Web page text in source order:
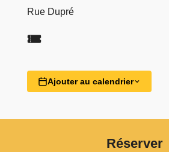
Rue Dupré
Ajouter au calendrier
Réserver